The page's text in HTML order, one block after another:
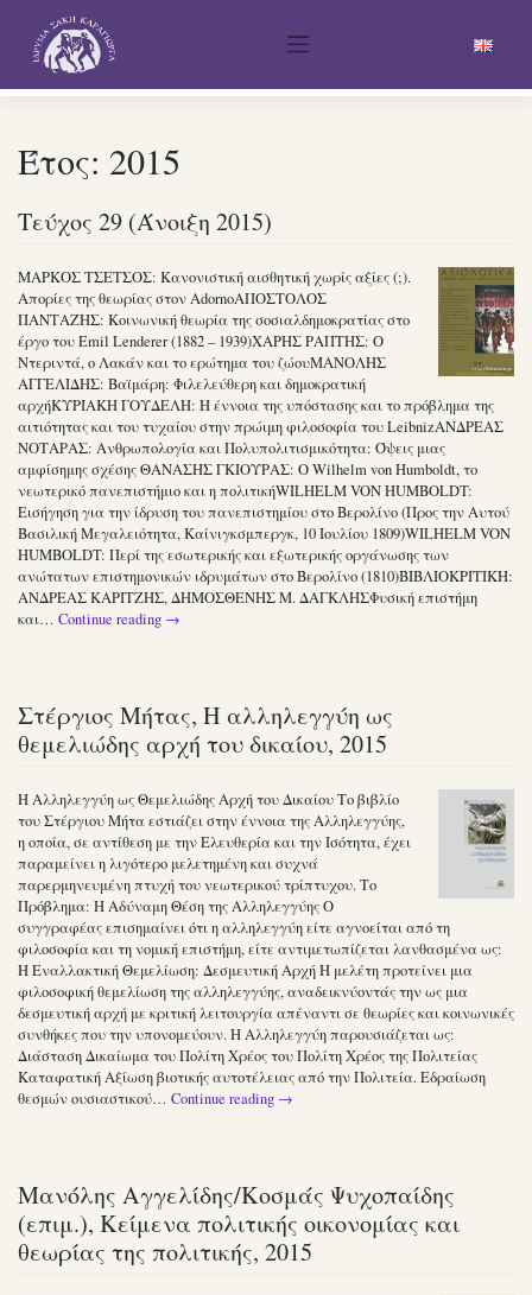
content
Έτος: 2015
Τεύχος 29 (Άνοιξη 2015)
ΜΑΡΚΟΣ ΤΣΕΤΣΟΣ: Κανονιστική αισθητική χωρίς αξίες (;).
Απορίες της θεωρίας στον AdornoΑΠΟΣΤΟΛΟΣ
ΠΑΝΤΑΖΗΣ: Κοινωνική θεωρία της σοσιαλδημοκρατίας στο
έργο του Emil Lenderer (1882 – 1939)ΧΑΡΗΣ ΡΑΠΤΗΣ: Ο
Ντεριντά, ο Λακάν και το ερώτημα του ζώουΜΑΝΟΛΗΣ
ΑΓΓΕΛΙΔΗΣ: Βαϊμάρη: Φιλελεύθερη και δημοκρατική
αρχήΚΥΡΙΑΚΗ ΓΟΥΔΕΛΗ: Η έννοια της υπόστασης και το πρόβλημα της
αιτιότητας και του τυχαίου στην πρώιμη φιλοσοφία του LeibnizΑΝΔΡΕΑΣ
ΝΟΤΑΡΑΣ: Ανθρωπολογία και Πολυπολιτισμικότητα: Όψεις μιας
αμφίσημης σχέσης ΘΑΝΑΣΗΣ ΓΚΙΟΥΡΑΣ: Ο Wilhelm von Humboldt, το
νεωτερικό πανεπιστήμιο και η πολιτικήWILHELM VON HUMBOLDT:
Εισήγηση για την ίδρυση του πανεπιστημίου στο Βερολίνο (Προς την Αυτού
Βασιλική Μεγαλειότητα, Καίνιγκσμπεργκ, 10 Ιουλίου 1809)WILHELM VON
HUMBOLDT: Περί της εσωτερικής και εξωτερικής οργάνωσης των
ανώτατων επιστημονικών ιδρυμάτων στο Βερολίνο (1810)ΒΙΒΛΙΟΚΡΙΤΙΚΗ:
ΑΝΔΡΕΑΣ ΚΑΡΙΤΖΗΣ, ΔΗΜΟΣΘΕΝΗΣ Μ. ΔΑΓΚΛΗΣΦυσική επιστήμη
και… Continue reading →
Στέργιος Μήτας, Η αλληλεγγύη ως
θεμελιώδης αρχή του δικαίου, 2015
Η Αλληλεγγύη ως Θεμελιώδης Αρχή του Δικαίου Το βιβλίο
του Στέργιου Μήτα εστιάζει στην έννοια της Αλληλεγγύης,
η οποία, σε αντίθεση με την Ελευθερία και την Ισότητα, έχει
παραμείνει η λιγότερο μελετημένη και συχνά
παρερμηνευμένη πτυχή του νεωτερικού τρίπτυχου. Το
Πρόβλημα: Η Αδύναμη Θέση της Αλληλεγγύης Ο
συγγραφέας επισημαίνει ότι η αλληλεγγύη είτε αγνοείται από τη
φιλοσοφία και τη νομική επιστήμη, είτε αντιμετωπίζεται λανθασμένα ως:
Η Εναλλακτική Θεμελίωση: Δεσμευτική Αρχή Η μελέτη προτείνει μια
φιλοσοφική θεμελίωση της αλληλεγγύης, αναδεικνύοντάς την ως μια
δεσμευτική αρχή με κριτική λειτουργία απέναντι σε θεωρίες και κοινωνικές
συνθήκες που την υπονομεύουν. Η Αλληλεγγύη παρουσιάζεται ως:
Διάσταση Δικαίωμα του Πολίτη Χρέος του Πολίτη Χρέος της Πολιτείας
Καταφατική Αξίωση βιοτικής αυτοτέλειας από την Πολιτεία. Εδραίωση
θεσμών ουσιαστικού… Continue reading →
Μανόλης Αγγελίδης/Κοσμάς Ψυχοπαίδης
(επιμ.), Κείμενα πολιτικής οικονομίας και
θεωρίας της πολιτικής, 2015